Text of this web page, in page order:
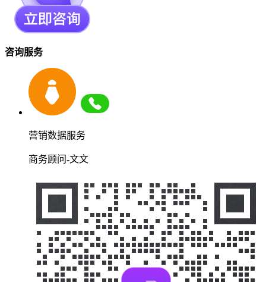
咨询服务
营销数据服务
商务顾问-文文